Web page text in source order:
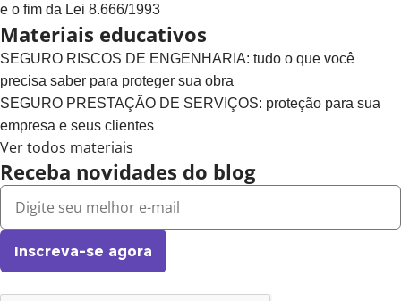
e o fim da Lei 8.666/1993
Materiais educativos
SEGURO RISCOS DE ENGENHARIA: tudo o que você
precisa saber para proteger sua obra
SEGURO PRESTAÇÃO DE SERVIÇOS: proteção para sua
empresa e seus clientes
Ver todos materiais
Receba novidades do blog
Inscreva-se agora